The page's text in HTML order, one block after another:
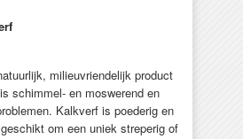
milieuvriendelijk product
is schimmel- en moswerend en
Kalkverf is poederig en
om een uniek streperig of